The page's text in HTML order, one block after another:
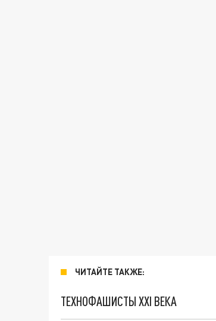
ЧИТАЙТЕ ТАКЖЕ:
ТЕХНОФАШИСТЫ XXI ВЕКА